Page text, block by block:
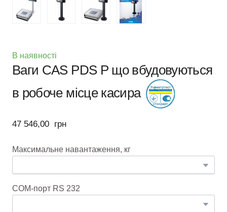
В наявності
Ваги CAS PDS P що вбудовуються
в робоче місце касира
47 546,00  грн
Максимальне навантаження, кг
COM-порт RS 232